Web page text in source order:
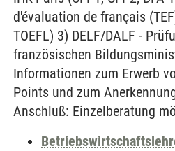
d'évaluation de français
TOEFL) 3) DELF/DALF -
französischen
Informationen zum Erwerb
Points und zum
Anschluß: Einzelberatung